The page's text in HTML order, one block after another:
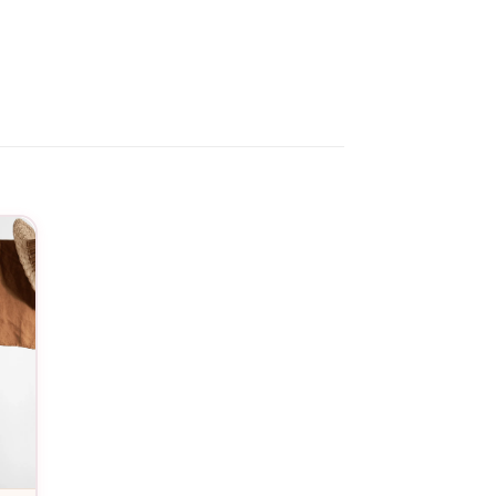
votre fierté de tonton au quotidien.